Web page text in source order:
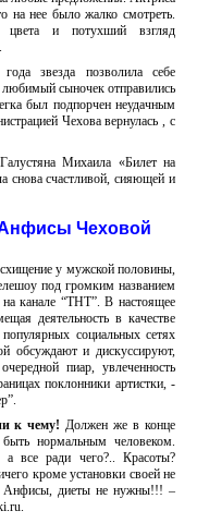
на нее было жалко смотреть.
цвета и потухший взгляд
звезда позволила себе
сыночек отправились
был подпорчен неудачным
Чехова вернулась , с
Михаила «Билет на
счастливой, сияющей и
Анфисы Чеховой
у мужской половины,
под громким названием
канале “ТНТ”. В настоящее
деятельность в качестве
социальных сетях
обсуждают и дискуссируют,
пиар, увлеченность
поклонники артистки, -
к чему!Должен же в конце
нормальным человеком.
все ради чего?.. Красоты?
кроме установки своей не
Анфисы, диеты не нужны!!! –